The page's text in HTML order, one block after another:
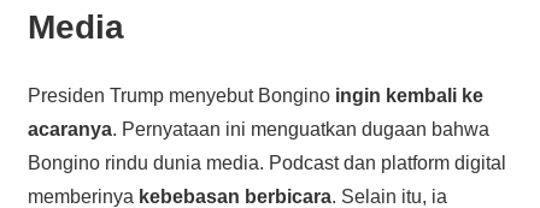
Media
Presiden Trump menyebut Bongino ingin kembali ke
acaranya. Pernyataan ini menguatkan dugaan bahwa
Bongino rindu dunia media. Podcast dan platform digital
memberinya kebebasan berbicara. Selain itu, ia